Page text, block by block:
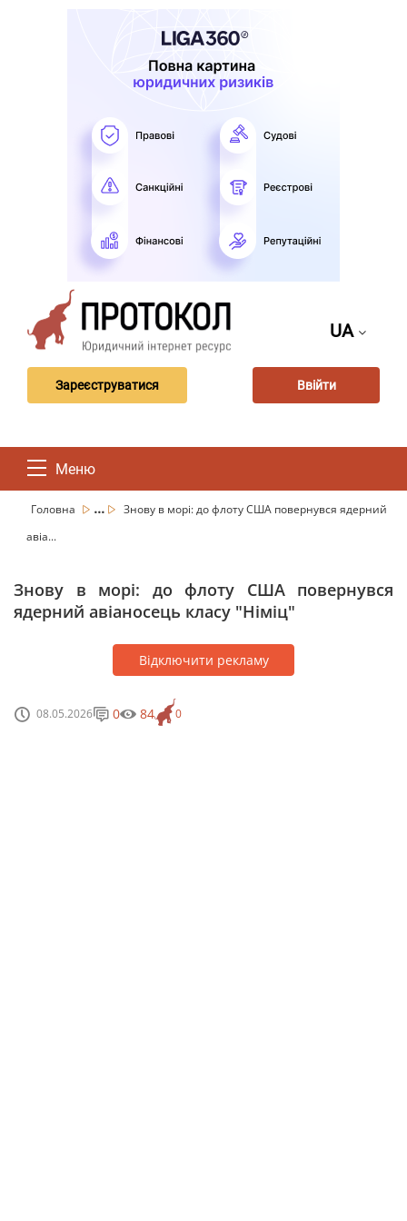
UA
Зареєструватися Ввійти
Меню
Головна ...
Знову в морі: до флоту США повернувся ядерний
авіа...
Знову в морі: до флоту США повернувся
ядерний авіаносець класу "Німіц"
Відключити рекламу
08.05.2026 0
0 84